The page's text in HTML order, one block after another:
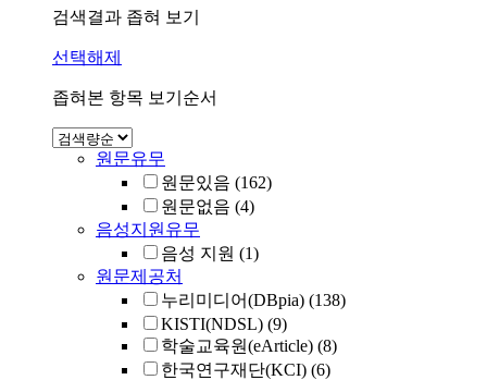
검색결과 좁혀 보기
선택해제
좁혀본 항목 보기순서
원문유무
원문있음 (162)
원문없음 (4)
음성지원유무
음성 지원 (1)
원문제공처
누리미디어(DBpia) (138)
KISTI(NDSL) (9)
학술교육원(eArticle) (8)
한국연구재단(KCI) (6)